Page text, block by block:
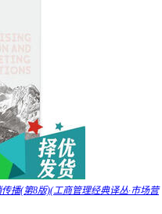
播(第8版)(工商管理经典译丛·市场营